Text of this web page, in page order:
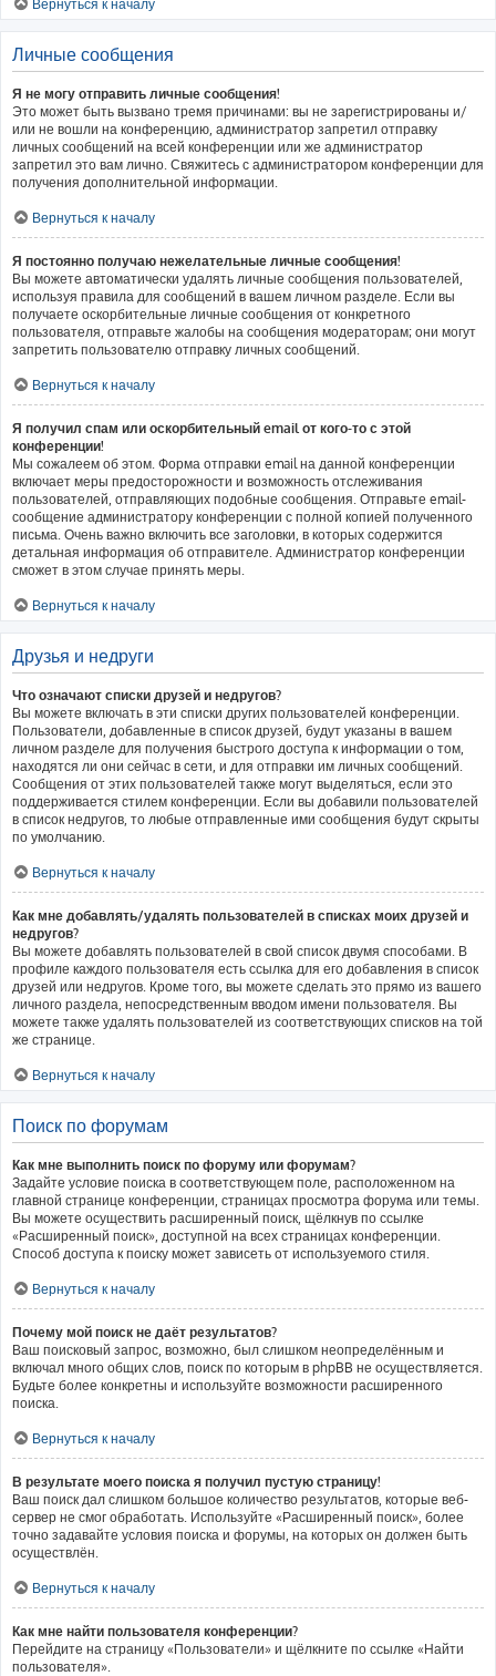
Вернуться к началу
Личные сообщения
Я не могу отправить личные сообщения!
Это может быть вызвано тремя причинами: вы не зарегистрированы и/
или не вошли на конференцию, администратор запретил отправку
личных сообщений на всей конференции или же администратор
запретил это вам лично. Свяжитесь с администратором конференции для
получения дополнительной информации.
Вернуться к началу
Я постоянно получаю нежелательные личные сообщения!
Вы можете автоматически удалять личные сообщения пользователей,
используя правила для сообщений в вашем личном разделе. Если вы
получаете оскорбительные личные сообщения от конкретного
пользователя, отправьте жалобы на сообщения модераторам; они могут
запретить пользователю отправку личных сообщений.
Вернуться к началу
Я получил спам или оскорбительный email от кого-то с этой
конференции!
Мы сожалеем об этом. Форма отправки email на данной конференции
включает меры предосторожности и возможность отслеживания
пользователей, отправляющих подобные сообщения. Отправьте email-
сообщение администратору конференции с полной копией полученного
письма. Очень важно включить все заголовки, в которых содержится
детальная информация об отправителе. Администратор конференции
сможет в этом случае принять меры.
Вернуться к началу
Друзья и недруги
Что означают списки друзей и недругов?
Вы можете включать в эти списки других пользователей конференции.
Пользователи, добавленные в список друзей, будут указаны в вашем
личном разделе для получения быстрого доступа к информации о том,
находятся ли они сейчас в сети, и для отправки им личных сообщений.
Сообщения от этих пользователей также могут выделяться, если это
поддерживается стилем конференции. Если вы добавили пользователей
в список недругов, то любые отправленные ими сообщения будут скрыты
по умолчанию.
Вернуться к началу
Как мне добавлять/удалять пользователей в списках моих друзей и
недругов?
Вы можете добавлять пользователей в свой список двумя способами. В
профиле каждого пользователя есть ссылка для его добавления в список
друзей или недругов. Кроме того, вы можете сделать это прямо из вашего
личного раздела, непосредственным вводом имени пользователя. Вы
можете также удалять пользователей из соответствующих списков на той
же странице.
Вернуться к началу
Поиск по форумам
Как мне выполнить поиск по форуму или форумам?
Задайте условие поиска в соответствующем поле, расположенном на
главной странице конференции, страницах просмотра форума или темы.
Вы можете осуществить расширенный поиск, щёлкнув по ссылке
«Расширенный поиск», доступной на всех страницах конференции.
Способ доступа к поиску может зависеть от используемого стиля.
Вернуться к началу
Почему мой поиск не даёт результатов?
Ваш поисковый запрос, возможно, был слишком неопределённым и
включал много общих слов, поиск по которым в phpBB не осуществляется.
Будьте более конкретны и используйте возможности расширенного
поиска.
Вернуться к началу
В результате моего поиска я получил пустую страницу!
Ваш поиск дал слишком большое количество результатов, которые веб-
сервер не смог обработать. Используйте «Расширенный поиск», более
точно задавайте условия поиска и форумы, на которых он должен быть
осуществлён.
Вернуться к началу
Как мне найти пользователя конференции?
Перейдите на страницу «Пользователи» и щёлкните по ссылке «Найти
пользователя».